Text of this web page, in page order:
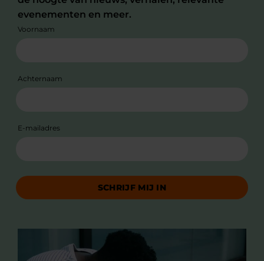
evenementen en meer.
Voornaam
Achternaam
E-mailadres
SCHRIJF MIJ IN